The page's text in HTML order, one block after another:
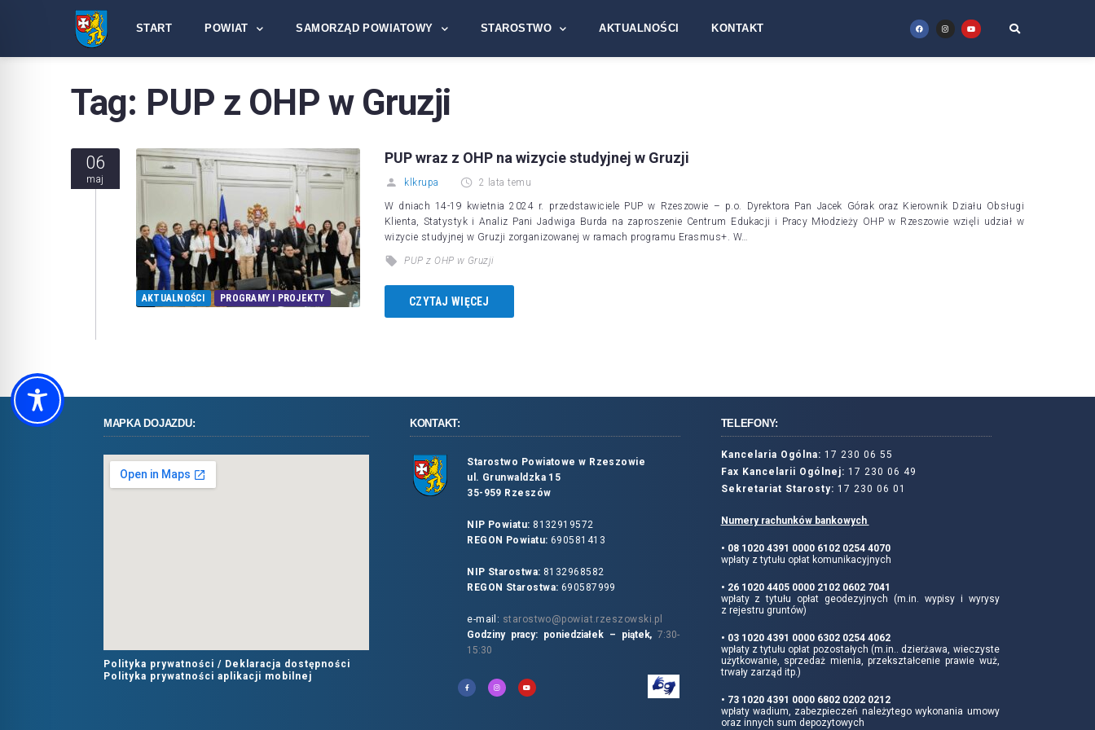
START POWIAT SAMORZĄD POWIATOWY STAROSTWO AKTUALNOŚCI KONTAKT
Tag: PUP z OHP w Gruzji
06
maj
AKTUALNOŚCI PROGRAMY I PROJEKTY
PUP wraz z OHP na wizycie studyjnej w Gruzji
klkrupa 2 lata temu
W dniach 14-19 kwietnia 2024 r. przedstawiciele PUP w Rzeszowie – p.o. Dyrektora Pan Jacek Górak oraz Kierownik Działu Obsługi
Klienta, Statystyk i Analiz Pani Jadwiga Burda na zaproszenie Centrum Edukacji i Pracy Młodzieży OHP w Rzeszowie wzięli udział w
wizycie studyjnej w Gruzji zorganizowanej w ramach programu Erasmus+. W…
PUP z OHP w Gruzji
CZYTAJ WIĘCEJ
MAPKA DOJAZDU:
Polityka prywatności / Deklaracja dostępności
Polityka prywatności aplikacji mobilnej
KONTAKT:
Starostwo Powiatowe w Rzeszowie
ul. Grunwaldzka 15
35-959 Rzeszów
NIP Powiatu: 8132919572
REGON Powiatu: 690581413
NIP Starostwa: 8132968582
REGON Starostwa: 690587999
e-mail: starostwo@powiat.rzeszowski.pl
Godziny pracy: poniedziałek – piątek,7:30-
15:30
TELEFONY:
Kancelaria Ogólna: 17 230 06 55
Fax Kancelarii Ogólnej: 17 230 06 49
Sekretariat Starosty: 17 230 06 01
Numery rachunków bankowych
• 08 1020 4391 0000 6102 0254 4070
wpłaty z tytułu opłat komunikacyjnych
• 26 1020 4405 0000 2102 0602 7041
wpłaty z tytułu opłat geodezyjnych (m.in. wypisy i wyrysy
z rejestru gruntów)
• 03 1020 4391 0000 6302 0254 4062
wpłaty z tytułu opłat pozostałych (m.in.. dzierżawa, wieczyste
użytkowanie, sprzedaż mienia, przekształcenie prawie wuż,
trwały zarząd itp.)
• 73 1020 4391 0000 6802 0202 0212
wpłaty wadium, zabezpieczeń należytego wykonania umowy
oraz innych sum depozytowych